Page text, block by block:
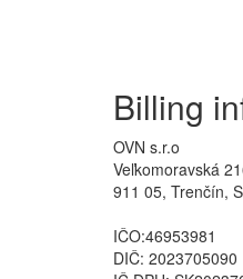
Billing
OVN s.r.o
Veľkomoravská
911 05, Trenčín,
IČO:46953981
DIČ: 2023705090